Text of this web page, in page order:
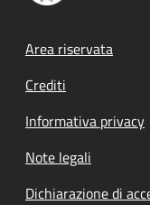
Footer
Area riservata
Crediti
Informativa privacy
Note legali
Dichiarazione di